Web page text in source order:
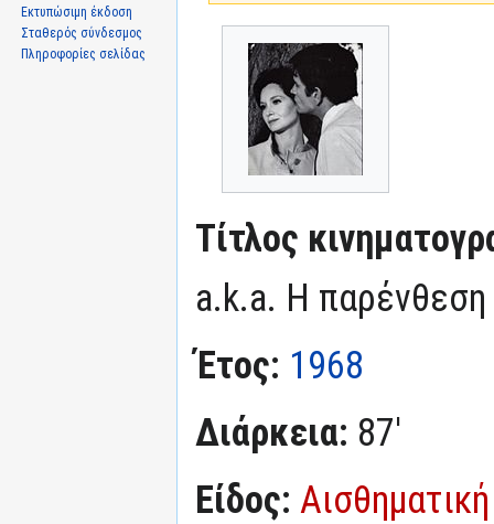
πλοήγηση
αναζήτηση
Τίτλος
a.k.a. Η παρένθεση
Έτος: 1968
Διάρκεια: 87'
Είδος: Αισθηματική
Εκτυπώσιμη έκδοση
Σταθερός σύνδεσμος
Πληροφορίες σελίδας